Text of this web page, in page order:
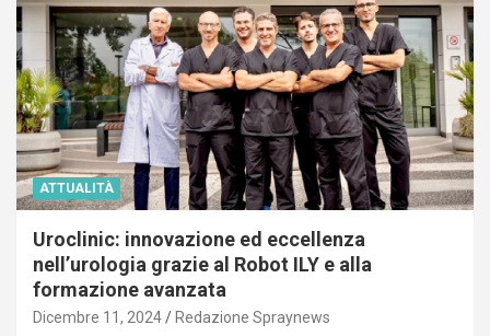
ATTUALITÀ
Uroclinic: innovazione ed eccellenza
nell’urologia grazie al Robot ILY e alla
formazione avanzata
Dicembre 11, 2024 Redazione Spraynews